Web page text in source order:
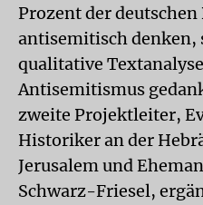
Prozent der
antisemitisch denken,
qualitative
Antisemitismus
zweite Projektleiter,
Historiker an der
Jerusalem und
Schwarz-Friesel,